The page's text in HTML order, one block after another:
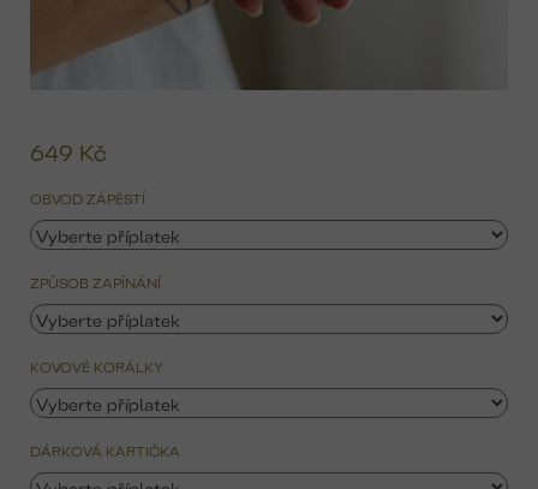
649 Kč
OBVOD ZÁPĚSTÍ
ZPŮSOB ZAPÍNÁNÍ
KOVOVÉ KORÁLKY
DÁRKOVÁ KARTIČKA